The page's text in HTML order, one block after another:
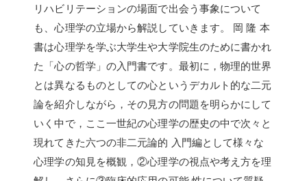
リハビリテーションの場面で出会う事象について
も、心理学の立場から解説していきます。 岡 隆 本
書は心理学を学ぶ大学生や大学院生のために書かれ
た「心の哲学」の入門書です。最初に，物理的世界
とは異なるものとしての心というデカルト的な二元
論を紹介しながら，その見方の問題を明らかにして
いく中で，ここ一世紀の心理学の歴史の中で次々と
現れてきた六つの非二元論的 入門編として様々な
心理学の知見を概観，②心理学の視点や考え方を理